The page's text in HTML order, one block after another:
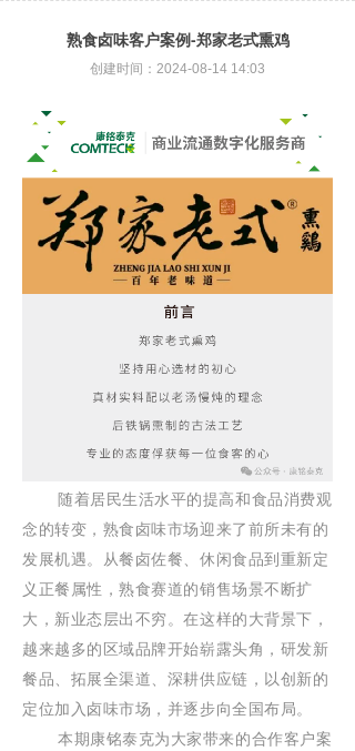
熟食卤味客户案例-郑家老式熏鸡
随着居民生活水平的提高和食品消费观
念的转变，熟食卤味市场迎来了前所未有的
发展机遇。从餐卤佐餐、休闲食品到重新定
义正餐属性，熟食赛道的销售场景不断扩
大，新业态层出不穷。在这样的大背景下，
越来越多的区域品牌开始崭露头角，研发新
餐品、拓展全渠道、深耕供应链，以创新的
定位加入卤味市场，并逐步向全国布局。
本期康铭泰克为大家带来的合作客户案
创建时间： 2024-08-14 14:03